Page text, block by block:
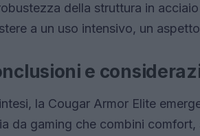
della struttura in
a un uso intensivo, un
e
la Cougar Armor Elite
da gaming che combini